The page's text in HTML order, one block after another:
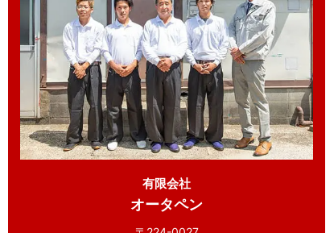
有限会社
オータペン